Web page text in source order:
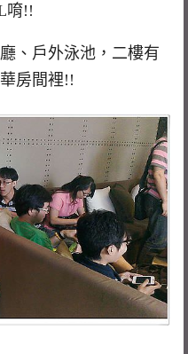
唷!!
、戶外泳池，二樓有
房間裡!!